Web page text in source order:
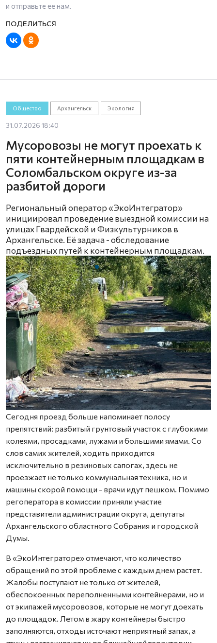
и отправьте ее нам.
Общество Архангельск Экология
31.07.2026 18:40
Мусоровозы не могут проехать к
пяти контейнерным площадкам в
Соломбальском округе из-за
разбитой дороги
Региональный оператор «ЭкоИнтегратор»
инициировал проведение выездной комиссии на
улицах Гвардейской и Физкультурников в
Архангельске. Её задача - обследование
подъездных путей к контейнерным площадкам.
Сегодня проезд больше напоминает полосу
препятствий: разбитый грунтовый участок с глубокими
колеями, просадками, лужами и большими ямами. Со
слов самих жителей, ходить приходится
исключительно в резиновых сапогах, здесь не
проезжает не только коммунальная техника, но и
машины скорой помощи - врачи идут пешком. Помимо
регоператора в комиссии приняли участие
представители администрации округа, депутаты
Архангельского областного Собрания и городской
Думы.
В «ЭкоИнтеграторе» отмечают, что количество
обращений по этой проблеме с каждым днем растет.
Жалобы поступают не только от жителей,
обеспокоенных переполненными контейнерами, но и
от экипажей мусоровозов, которые не могут доехать
до площадок. Летом в жару контейнеры быстро
заполняются, отходы источают неприятный запах, а